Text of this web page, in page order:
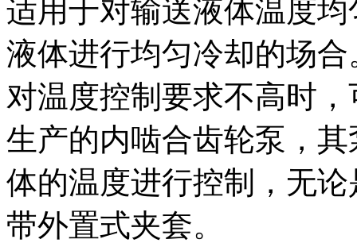
适用于对输送液体温度
液体进行均匀冷却的场
对温度控制要求不高时
生产的内啮合齿轮泵，
体的温度进行控制，无
带外置式夹套。